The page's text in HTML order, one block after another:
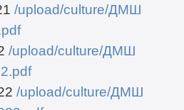
/upload/culture/ДМШ
/upload/culture/ДМШ
/upload/culture/ДМШ